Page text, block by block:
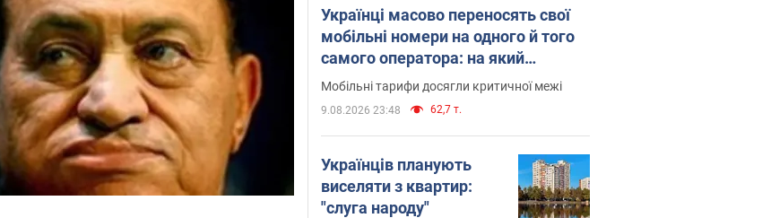
Українці масово переносять свої
мобільні номери на одного й того
самого оператора: на який
найчастіше переходять
Мобільні тарифи досягли критичної межі
9.08.2026 23:48 62,7 т.
Українців планують
виселяти з квартир:
"слуга народу"